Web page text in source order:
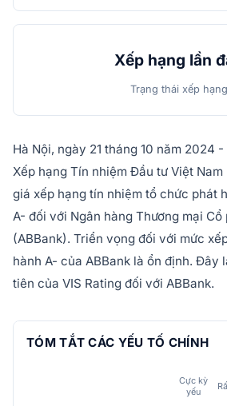
Xếp hạng lần
Trạng thái xếp hạng
Hà Nội, ngày 21 tháng 10 năm 2024
Xếp hạng Tín nhiệm Đầu tư Việt Nam
giá xếp hạng tín nhiệm tổ chức phát
A- đối với Ngân hàng Thương mại Cổ
(ABBank). Triển vọng đối với mức
hành A- của ABBank là ổn định. Đây
tiên của VIS Rating đối với ABBank.
TÓM TẮT CÁC YẾU TỐ CHÍNH
Cực kỳ
yếu